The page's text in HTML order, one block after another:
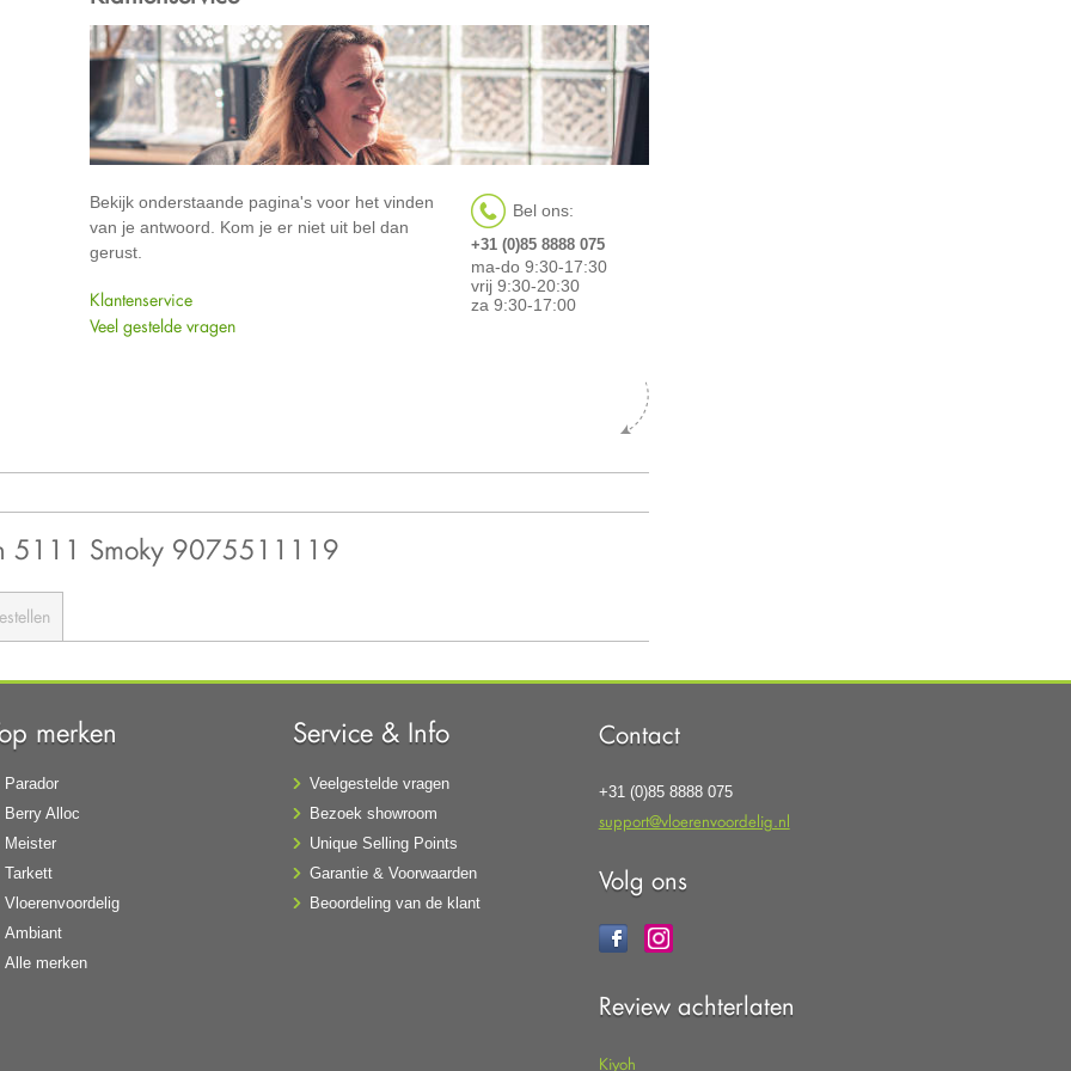
Bekijk onderstaande pagina's voor het vinden
van je antwoord. Kom je er niet uit bel dan
gerust.
Klantenservice
Veel gestelde vragen
Bel ons:
+31 (0)85 8888 075
ma-do 9:30-17:30
vrij 9:30-20:30
za 9:30-17:00
5111 Smoky 9075511119
merken
Parador
Berry Alloc
Meister
Tarkett
Vloerenvoordelig
Ambiant
Alle merken
Service & Info
Veelgestelde vragen
Bezoek showroom
Unique Selling Points
Garantie & Voorwaarden
Beoordeling van de klant
Contact
+31 (0)85 8888 075
support@vloerenvoordelig.nl
Volg ons
Review achterlaten
Kiyoh